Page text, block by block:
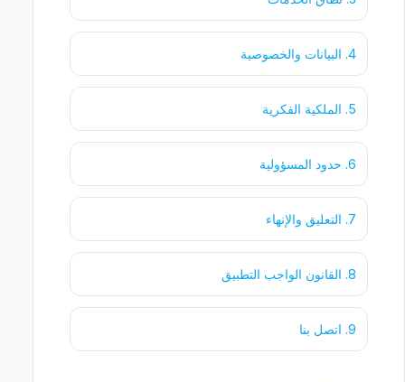
4. البيانات والخصوصية
5. الملكية الفكرية
6. حدود المسؤولية
7. التعليق والإنهاء
8. القانون الواجب التطبيق
9. اتصل بنا